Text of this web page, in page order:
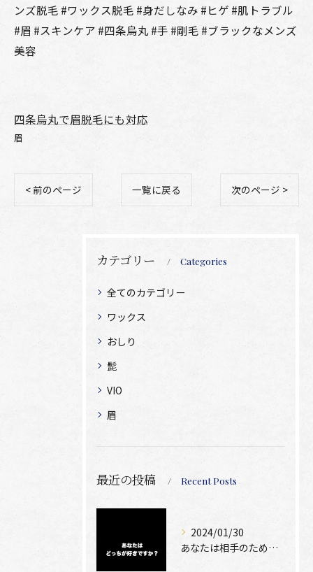
ンズ脱毛 #ワックス脱毛 #身だしなみ #ヒゲ #肌トラブル
#眉 #スキンケア #四条烏丸 #手 #剛毛 #ブラックなメンズ
美容
四条烏丸で眉脱毛にも対応
眉
< 前のページ 一覧に戻る 次のページ >
カテゴリー Categories
全てのカテゴリー
ワックス
おしり
髭
VIO
眉
最近の投稿 Recent Posts
2024/01/30
あなたは相手のために脱毛できますか？